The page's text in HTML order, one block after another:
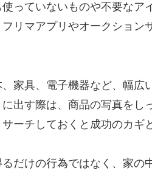
っていないものや不要なア
リマアプリやオークショ
家具、電子機器など、幅広
出す際は、商品の写真を
ーチしておくと成功のカギ
だけの行為ではなく、家の